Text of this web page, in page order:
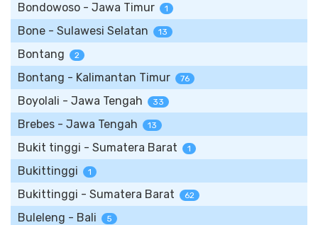
Bondowoso - Jawa Timur 1
Bone - Sulawesi Selatan 13
Bontang 2
Bontang - Kalimantan Timur 76
Boyolali - Jawa Tengah 33
Brebes - Jawa Tengah 13
Bukit tinggi - Sumatera Barat 1
Bukittinggi 1
Bukittinggi - Sumatera Barat 62
Buleleng - Bali 5